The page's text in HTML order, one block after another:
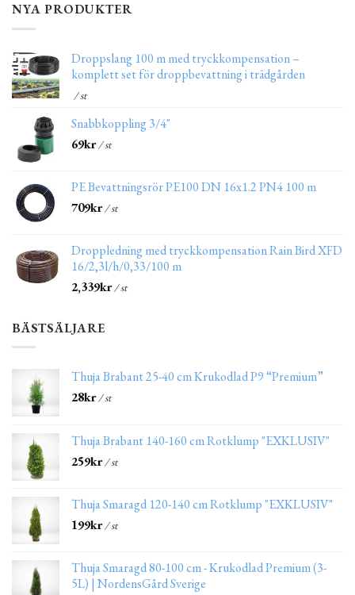
NYA PRODUKTER
Droppslang 100 m med tryckkompensation –
komplett set för droppbevattning i trädgården
/ st
Snabbkoppling 3/4"
69kr/ st
PE Bevattningsrör PE100 DN 16x1.2 PN4 100 m
709kr/ st
Droppledning med tryckkompensation Rain Bird XFD
16/2,3l/h/0,33/100 m
2,339kr/ st
BÄSTSÄLJARE
Thuja Brabant 25-40 cm Krukodlad P9 “Premium”
28kr/ st
Thuja Brabant 140-160 cm Rotklump "EXKLUSIV"
259kr/ st
Thuja Smaragd 120-140 cm Rotklump "EXKLUSIV"
199kr/ st
Thuja Smaragd 80-100 cm - Krukodlad Premium (3-
5L) | NordensGård Sverige